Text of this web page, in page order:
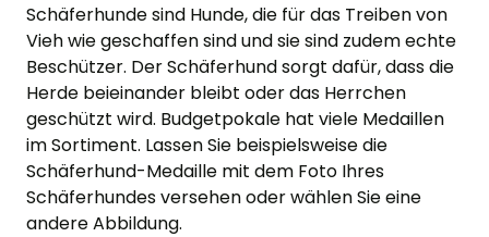
Schäferhunde sind Hunde, die für das Treiben von
Vieh wie geschaffen sind und sie sind zudem echte
Beschützer. Der Schäferhund sorgt dafür, dass die
Herde beieinander bleibt oder das Herrchen
geschützt wird. Budgetpokale hat viele Medaillen
im Sortiment. Lassen Sie beispielsweise die
Schäferhund-Medaille mit dem Foto Ihres
Schäferhundes versehen oder wählen Sie eine
andere Abbildung.